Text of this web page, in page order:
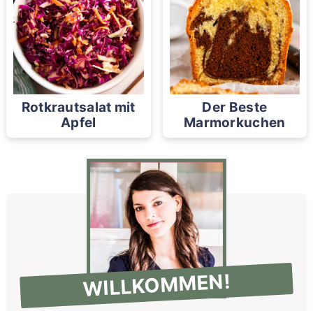
Rotkrautsalat mit
Apfel
Der Beste
Marmorkuchen
WILLKOMMEN!